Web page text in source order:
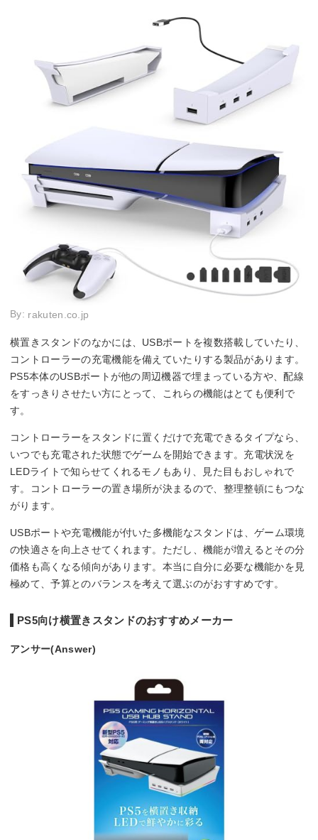
By: rakuten.co.jp
横置きスタンドのなかには、USBポートを複数搭載していたり、
コントローラーの充電機能を備えていたりする製品があります。
PS5本体のUSBポートが他の周辺機器で埋まっている方や、配線
をすっきりさせたい方にとって、これらの機能はとても便利で
す。
コントローラーをスタンドに置くだけで充電できるタイプなら、
いつでも充電された状態でゲームを開始できます。充電状況を
LEDライトで知らせてくれるモノもあり、見た目もおしゃれで
す。コントローラーの置き場所が決まるので、整理整頓にもつな
がります。
USBポートや充電機能が付いた多機能なスタンドは、ゲーム環境
の快適さを向上させてくれます。ただし、機能が増えるとその分
価格も高くなる傾向があります。本当に自分に必要な機能かを見
極めて、予算とのバランスを考えて選ぶのがおすすめです。
PS5向け横置きスタンドのおすすめメーカー
アンサー(Answer)